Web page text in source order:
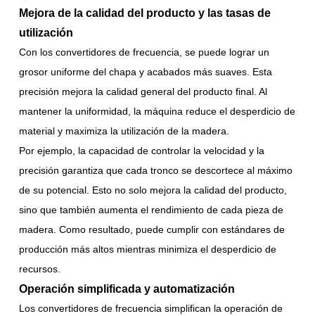
Mejora de la calidad del producto y las tasas de
utilización
Con los convertidores de frecuencia, se puede lograr un
grosor uniforme del chapa y acabados más suaves. Esta
precisión mejora la calidad general del producto final. Al
mantener la uniformidad, la máquina reduce el desperdicio de
material y maximiza la utilización de la madera.
Por ejemplo, la capacidad de controlar la velocidad y la
precisión garantiza que cada tronco se descortece al máximo
de su potencial. Esto no solo mejora la calidad del producto,
sino que también aumenta el rendimiento de cada pieza de
madera. Como resultado, puede cumplir con estándares de
producción más altos mientras minimiza el desperdicio de
recursos.
Operación simplificada y automatización
Los convertidores de frecuencia simplifican la operación de